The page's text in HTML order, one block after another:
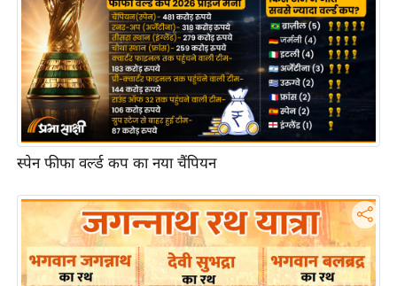
आ
ई
.
चा
य
प
र
मी
ध
र्म
स्पेन फीफा वर्ल्ड कप का नया चैंपियन